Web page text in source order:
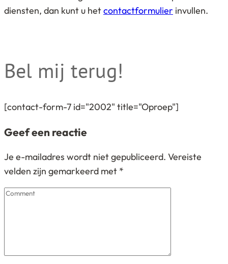
diensten, dan kunt u hetcontactformulier invullen.
Bel mij terug!
[contact-form-7 id="2002" title="Oproep"]
Geef een reactie
Je e-mailadres wordt niet gepubliceerd. Vereiste
velden zijn gemarkeerd met *
Comment